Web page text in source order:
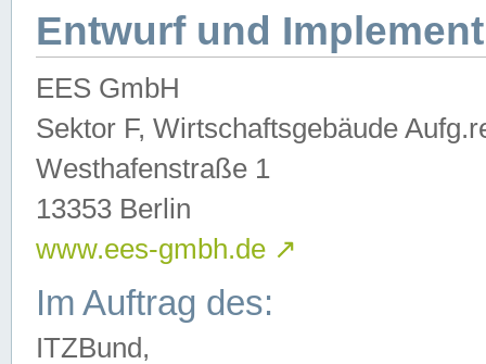
Entwurf und
EES GmbH
Sektor F, Wirtschaftsgebäude
Westhafenstraße 1
13353 Berlin
www.ees-gmbh.de ↗
Im Auftrag des:
ITZBund,